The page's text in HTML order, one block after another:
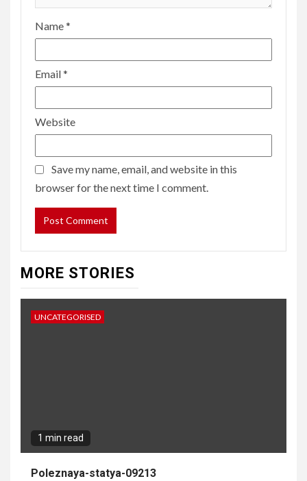
Name*
Email*
Website
Save my name, email, and website in this
browser for the next time I comment.
MORE STORIES
UNCATEGORISED
1 min read
Poleznaya-statya-09213